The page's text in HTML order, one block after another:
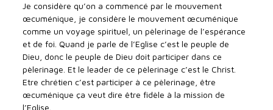
Je considère qu’on a commencé par le mouvement
œcuménique, je considère le mouvement œcuménique
comme un voyage spirituel, un pèlerinage de l’espérance
et de foi. Quand je parle de l’Eglise c’est le peuple de
Dieu, donc le peuple de Dieu doit participer dans ce
pèlerinage. Et le leader de ce pèlerinage c’est le Christ.
Etre chrétien c’est participer à ce pèlerinage, être
œcuménique ça veut dire être fidèle à la mission de
l’Eglise.